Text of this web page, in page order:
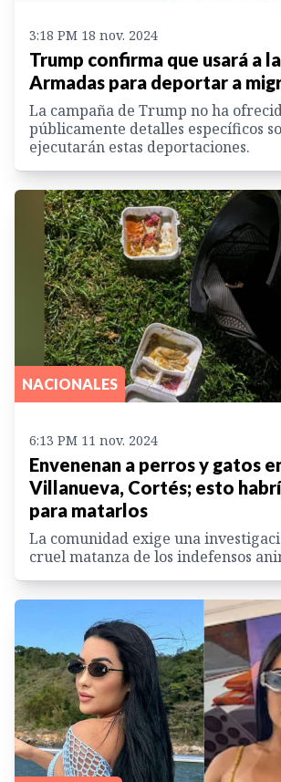
3:18 PM 18 nov. 2024
Trump confirma que usará a
Armadas para deportar a
La campaña de Trump no ha
públicamente detalles específicos
ejecutarán estas deportaciones.
NACIONALES
6:13 PM 11 nov. 2024
Envenenan a perros y gatos
Villanueva, Cortés; esto
para matarlos
La comunidad exige una
cruel matanza de los indefensos